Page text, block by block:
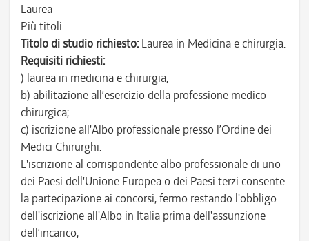
Laurea
Più titoli
Titolo di studio richiesto: Laurea in Medicina e chirurgia.
Requisiti richiesti:
) laurea in medicina e chirurgia;
b) abilitazione all’esercizio della professione medico
chirurgica;
c) iscrizione all'Albo professionale presso l’Ordine dei
Medici Chirurghi.
L'iscrizione al corrispondente albo professionale di uno
dei Paesi dell'Unione Europea o dei Paesi terzi consente
la partecipazione ai concorsi, fermo restando l'obbligo
dell'iscrizione all'Albo in Italia prima dell'assunzione
dell’incarico;